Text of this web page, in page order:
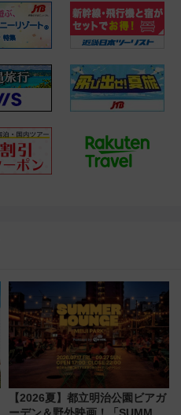
【2026夏】都立明治公園ビアガ